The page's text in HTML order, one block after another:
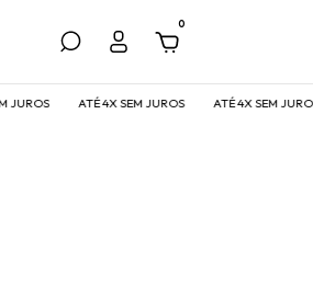
0
ATÉ 4X SEM JUROS ATÉ 4X SEM JUROS